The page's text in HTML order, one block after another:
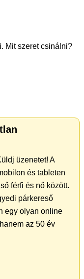
Mit szeret csinálni?
üzenetet! A
és tableten
férfi és nő között.
párkereső
egy olyan online
az 50 év